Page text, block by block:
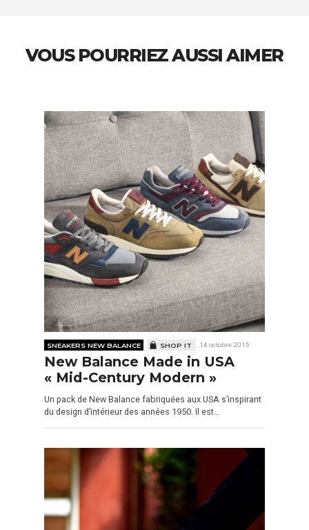
VOUS POURRIEZ AUSSI AIMER
SNEAKERS NEW BALANCE SHOP IT 14 octobre 2015
New Balance Made in USA
« Mid-Century Modern »
Un pack de New Balance fabriquées aux USA s’inspirant
du design d’intérieur des années 1950. Il est…